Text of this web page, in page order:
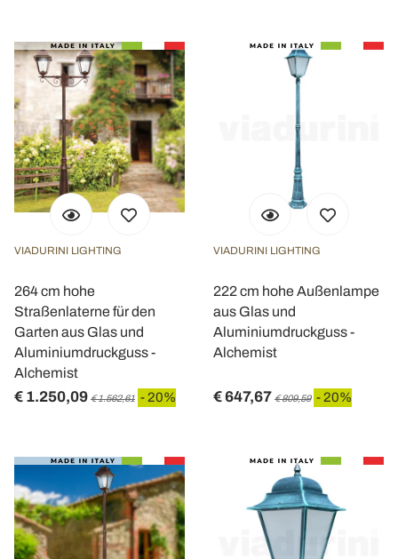
VIADURINI LIGHTING
264 cm hohe
Straßenlaterne für den
Garten aus Glas und
Aluminiumdruckguss -
Alchemist
€ 1.250,09 € 1.562,61 - 20%
VIADURINI LIGHTING
222 cm hohe Außenlampe
aus Glas und
Aluminiumdruckguss -
Alchemist
€ 647,67 € 809,59 - 20%